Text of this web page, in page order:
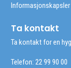
Informasjonskapsler
Ta kontakt
Ta kontakt for en
Telefon: 22 99 90 00